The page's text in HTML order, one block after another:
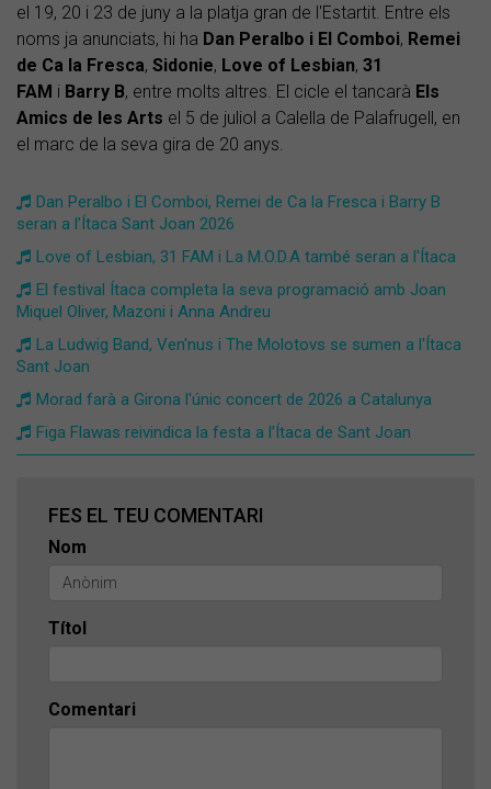
el 19, 20 i 23 de juny a la platja gran de l'Estartit. Entre els
noms ja anunciats, hi ha Dan Peralbo i El Comboi, Remei
de Ca la Fresca, Sidonie, Love of Lesbian, 31
FAM i Barry B, entre molts altres. El cicle el tancarà Els
Amics de les Arts el 5 de juliol a Calella de Palafrugell, en
el marc de la seva gira de 20 anys.
​Dan Peralbo i El Comboi, Remei de Ca la Fresca i Barry B
seran a l’Ítaca Sant Joan 2026
Love of Lesbian, 31 FAM i La M.O.D.A també seran a l'Ítaca
El festival Ítaca completa la seva programació amb Joan
Miquel Oliver, Mazoni i Anna Andreu
La Ludwig Band, Ven'nus i The Molotovs se sumen a l'Ítaca
Sant Joan
Morad farà a Girona l'únic concert de 2026 a Catalunya
​Figa Flawas reivindica la festa a l’Ítaca de Sant Joan
FES EL TEU COMENTARI
Nom
Títol
Comentari